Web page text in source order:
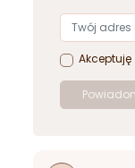
Akceptuję